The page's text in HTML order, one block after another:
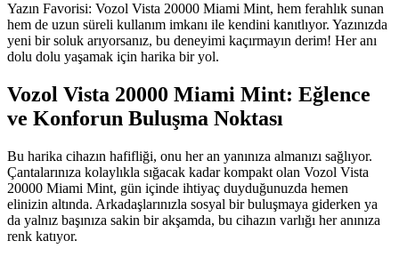
Yazın Favorisi: Vozol Vista 20000 Miami Mint, hem ferahlık sunan
hem de uzun süreli kullanım imkanı ile kendini kanıtlıyor. Yazınızda
yeni bir soluk arıyorsanız, bu deneyimi kaçırmayın derim! Her anı
dolu dolu yaşamak için harika bir yol.
Vozol Vista 20000 Miami Mint: Eğlence
ve Konforun Buluşma Noktası
Bu harika cihazın hafifliği, onu her an yanınıza almanızı sağlıyor.
Çantalarınıza kolaylıkla sığacak kadar kompakt olan Vozol Vista
20000 Miami Mint, gün içinde ihtiyaç duyduğunuzda hemen
elinizin altında. Arkadaşlarınızla sosyal bir buluşmaya giderken ya
da yalnız başınıza sakin bir akşamda, bu cihazın varlığı her anınıza
renk katıyor.